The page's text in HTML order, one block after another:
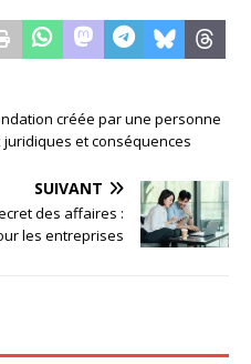
créée par une personne
et conséquences
SUIVANT
des affaires :
les entreprises